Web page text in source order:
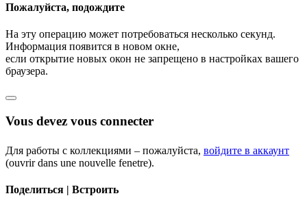
Пожалуйста, подождите
На эту операцию может потребоваться несколько секунд.
Информация появится в новом окне,
если открытие новых окон не запрещено в настройках вашего
браузера.
Vous devez vous connecter
Для работы с коллекциями – пожалуйста, войдите в аккаунт
(ouvrir dans une nouvelle fenetre).
Поделиться | Встроить